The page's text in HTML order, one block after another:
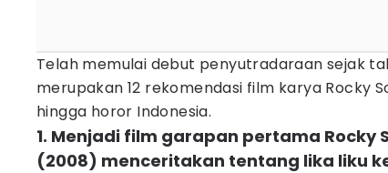
Telah memulai debut penyutradaraan sejak
merupakan 12 rekomendasi film karya Rocky
hingga horor Indonesia.
1. Menjadi film garapan pertama Rocky
(2008) menceritakan tentang lika liku